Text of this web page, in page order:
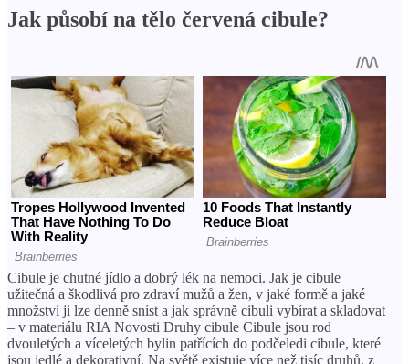
Jak působí na tělo červená cibule?
Cibule je chutné jídlo a dobrý lék na nemoci. Jak je cibule užitečná a škodlivá pro zdraví mužů a žen, v jaké formě a jaké množství ji lze denně sníst a jak správně cibuli vybírat a skladovat – v materiálu RIA Novosti Druhy cibule Cibule jsou rod dvouletých a víceletých bylin patřících do podčeledi cibule, které jsou jedlé a dekorativní. Na světě existuje více než tisíc druhů, z nichž nejoblíbenější: BC. e. Byl oblíbený ve starověkém Řecku a Římě, zemích Blízkého východu, jeho stopy byly nalezeny i v sarkofágech a na tělech staroegyptských mumií. Luk se do Evropy dostal v X-XI století a na Rusi se objevil o 200-300 let později. Poté byl používán jako talisman proti zlým duchům, nemocem a neúspěchům v bitvě. Nyní se cibule pěstuje ve 175 zemích světa, největšími dodavateli jsou Čína, Indie a Egypt. Složení a kalorický obsah Chemické složení cibule závisí na odrůdě, podmínkách a podmínkách skladování a také na místě růstu. Nejoblíbenější cibule obsahuje silice, vitamíny B1, B2, B6, PP, E, velké množství vitamínu C. Je bohatý na glykosidy, bílkoviny, karoten, flavonoidy, vápník, chlór, síru, draslík, sodík, hořčík, fosfor a železo. Zelená cibule obsahuje bílkoviny, sacharidy, vitamíny A, B9, C, E, draslík, vápník, hořčík, sodík, fosfor, železo, kobalt, mangan, měď, molybden. Pórek obsahuje vitamíny C, K, E, B1, B2, PP, železo, mangan, měď, fosfor, hořčík, vápník atd. Obsah kalorií cibule se pohybuje od 30 do 70 kcal na sto gramů výrobku, zatímco cibule obsahují 8-14 % cukru a bílkovin (1,5-2 %) Užitečné vlastnosti cibule Užitečné vlastnosti cibule jsou dány jejím bohatým chemickým složením. Pro zdravotní účely se používá jako tonikum, protichřipkové, protizánětlivé a projímadlo. “Cibule je v zimě dobrým zdrojem vitamínů B a obsahuje také mangan, měď, draslík a fosfor,” řekla RIA Novosti nutriční terapeutka Veronika Khovanskaya. — Cibule (čerstvá, tepelně neupravená) obsahuje fytoncidy, které inhibují růst bakterií a plísní. Existují studie, které hovoří o příznivém účinku zeleniny při prevenci tvorby cholesterolových plaků v tepnách, což snižuje riziko infarktu a mrtvice. Vláknina přispívá k dobrému trávení a udržování organismu. Chrom a síra v čerstvé cibuli normalizují hladinu cukru v krvi.“ Zelenina je prospěšná i pro pokožku: bojuje proti akné a akné. Škodlivost cibule a kontraindikace Škodlivost cibule je v tom, že může vyvolat zažívací potíže, plynatost, nadýmání a průjem. Nemůže se jíst s bronchiálním astmatem a s hypertenzí může použití produktu zvýšit tlak. „S cibulí musíte být opatrní během exacerbace peptických vředů, pankreatitidy nebo kolitidy,“ doporučil odborník na výživu. — Konzumace produktu může zhoršit pálení žáhy u lidí trpících žaludečním refluxem. Potravinová intolerance cibule není příliš častá, ale stává se. Alergici mohou pociťovat zarudnutí, svědění očí a vyrážku, pokud se cibule dostane do kontaktu s kůží. Existují také příznaky, jako je nevolnost, zvracení a další žaludeční potíže. Cibule by se také neměla podávat malým dětem. A musíte si pamatovat, že je toxická pro domácí mazlíčky v jakékoli formě.“ Přínosy cibule pro zdraví mužů zlepšuje plodnost. Také zelenina, pokud není zneužívána, má pozitivní vliv na libido, bojuje proti beri-beri, posiluje imunitní systém a zlepšuje celkovou pohodu. Výhody cibule pro tělo ženVýhody cibule pro ženy spočívají především ve zlepšení vzhledu pleti. Pravidelná konzumace pomáhá zvýšit syntézu kolagenu a snížit změny související s věkem díky antioxidantům v zelenině. Může také příznivě působit na pleť, redukovat výskyt pupínků a akné. Obecně přípravek posiluje imunitní systém, má antibakteriální vlastnosti, což má pozitivní vliv na zdraví ústní dutiny. V těhotenství cibule obsahuje jednu z nejdůležitějších látek pro těhotnou ženu – kyselinu listovou. Přispívá nejen k normálnímu průběhu těhotenství, ale podílí se i na vývoji plodu, přičemž nedostatek látky zvyšuje riziko vrozených vývojových vad a pravděpodobnost předčasného porodu. Také fytoncidy ve složení zeleniny pomáhají v prevenci chřipky a SARS, což je důležité během těhotenství. Z tohoto důvodu by měly být ve stravě zahrnuty různé odrůdy cibule, ale neměly by být konzumovány více než 70-100 gramů denně. Před tím je nejlepší poradit se s lékařem. Výhody a poškození odrůd cibuleKaždá odrůda cibule se mírně liší v chemickém složení, ale má podobné vlastnosti. V lékařství je tento produkt znám již od starověku a ve středověku slavný lékař Avicenna popsal jeho léčivé vlastnosti proti ranám, nemocem krku a radil používat slupky k čištění vody od znečištění. Cibule Díky minerálním solím ve složení cibule normalizuje rovnováhu voda-sůl, vitamíny a další látky důležité pro tělo mají baktericidní účinek, pomáhají v boji proti infekcím a stimulují imunitní systém. Má také antioxidační vlastnosti, chrání krevní buňky před oxidačním stresem. Poškození cibule spočívá v dráždivém účinku na gastrointestinální trakt, který může vyvolat exacerbaci peptického vředu, gastritidy, pankreatitidy, kolitidy. Zelená cibuleZelená cibule obsahuje vitamín A, který má příznivý vliv na vzhled, zlepšuje stav pokožky , vlasy, nehtové ploténky, zpomaluje proces stárnutí v těle a zabraňuje poškození zraku. Obsahuje také hodně vitamínu C, který je užitečný při beri-beri a vzestupu infekčních onemocnění. Přípravek zlepšuje imunitu a pomáhá rychleji se vyrovnat s neduhy. Použití čerstvých výhonků navíc snižuje riziko vzniku kazu a dezinfikuje dutinu ústní. Nadměrná konzumace cibule přitom může škodit a zvyšovat kyselost žaludku, dráždit dýchací orgány. Je kontraindikován pro ty, kteří mají astma, onemocnění jater a ledvin Červená cibule Červená cibule obsahuje vitamíny skupiny B, vitamíny C, A, dále draslík, zinek, jód, železo, hořčík, měď atd. Zelenina díky svému bohatému složení působí imunomodulačně, baktericidně, antimykoticky, chrání před tvorbou krevních sraženin, ředí krev, dokáže vyrovnat hladinu cukru. Červená cibule však může poškodit lidi s vážnými poruchami ve fungování jater, s individuální nesnášenlivostí, žaludečními chorobami. Pokud byl produkt pěstován s velkým množstvím chemických hnojiv, nebude to také užitečné. Pórek Pórek by měl být přidán do jídelníčku těch, kteří drží dietu. Je zvláště užitečný v období chřipky a SARS. Pomáhá při ztrátě síly, depresích, nervovém vyčerpání, beri-beri. Mezi nemoci, při kterých může být produkt užitečný, patří dna, revmatismus, ateroskleróza, problémy se srdcem a cévami. Kontraindikací použití pórku jsou ledvinové kameny, onemocnění žaludku a dvanácterníku a alergie na nikl, který je ve výrobku hojně zastoupen. Cibule indická Cibule indická dezinfikuje vnější kůži, působí analgeticky, léčí plísňová onemocnění a zvýšený krevní oběh napomáhá rychlejšímu hojení ran. Zároveň by se neměl jíst, protože obsahuje velké množství toxických látek, a také jeho šťávě je třeba se vyhýbat v očích. Lze jej použít pouze externě. Indická cibule může vést k otravě a odpovídajícím příznakům – bolesti břicha, zvracení, nevolnost, průjem. Modrá cibule Modrá cibule obsahuje antioxidanty, které omlazují organismus, mají protirakovinné účinky a stimulují regeneraci tkání. Zelenina také bojuje proti zánětům, působí antivirově, příznivě působí na trávicí systém, zlepšuje látkovou výměnu, nasycuje vitamíny a minerály a čistí toxiny. Neměli by jej konzumovat lidé s gastrointestinálními potížemi – záněty žaludku, vředy, kolitida, pankreatitida. Může poškodit ty, kteří mají astma a vysoký krevní tlak, a zvýšení kyselosti může způsobit zažívací potíže. Fialová cibule Stejně jako ostatní druhy cibule je i fialová odrůda dobrým antiseptikem, které likviduje škodlivé mikroorganismy při nachlazení a ranách, včetně hnisavých. Pravidelná konzumace zeleniny zlepšuje vzhled pleti, vyrovnává její tón a zabraňuje stárnutí vlivem antioxidantů. Fialová cibule také obnovuje strukturu vlasů, aktivuje jejich růst díky vitamínu A, snižuje hladinu cukru v krvi, zvyšuje kyselost, což stimuluje trávení. Zároveň může zvýšená kyselost způsobit i nepříjemné příznaky – pálení žáhy, průjem, zvracení, proto se přípravek nedoporučuje lidem s onemocněním trávicího traktu. Při dysfunkci jater by se neměl jíst. Výhody a poškození syrové cibule Syrová cibule je považována za nejpřínosnější pro lidský organismus, protože při tepelné úpravě mizí mnoho důležitých látek. Měl by být konzumován pro zlepšení pohody a nasycení těla nezbytnými vitamíny a dalšími látkami. Pomáhá aktivovat metabolické procesy, čistí toxiny, chrání před chřipkou a SARS a dodává energii. Používá se nejen při vaření, ale také v kosmetologii pro zlepšení stavu pokožky nebo urychlení růstu vlasů. Neměli byste ho však užívat příliš, aby nezpůsoboval zažívací potíže, je kontraindikován při poškození jater, vředech, ledvinových problémech apod. Pokud existuje riziko nežádoucích účinků, měli byste se před užíváním poradit se svým lékařem. Výhody a poškození vařené cibule Při vaření cibule ztrácí některé ze svých živin, ale stále může mít léčivý účinek. Výhodou tepelné úpravy je, že zelenina se stává méně agresivní pro gastrointestinální trakt. Stejně jako syrové dodává tělu vitamíny a minerály, posiluje ho, pomáhá v boji proti infekcím, podporuje regeneraci tkání, čistí krev od cholesterolu, povzbuzuje chuť k jídlu, čistí toxiny a škodlivé látky. Navzdory tomu je lepší jíst syrový produkt. Také vařená cibule může způsobit alergie, nadýmání, průjem, zvýšit kyselost žaludku Výhody a poškození smažené cibule Smažená cibule je ze všech nejškodlivější. Při pražení se ztrácí mnoho užitečných látek a samotná zelenina je naplněna tukem. Takový produkt by neměli jíst ti, kteří drží dietu, lidé s onemocněním jater, srdečními problémy a vysokým krevním tlakem, je kontraindikován u astmatu, onemocnění žaludku, slinivky břišní, individuální nesnášenlivosti. Neměl by se podávat malým dětem, smažená cibule je také kalorická – 100 gramů výrobku obsahuje 251 kcal. Výhody cibulové slupky Cibulová slupka se používá také jako lék. Připravují se na něm odvary, které se používají jako vitamin, an